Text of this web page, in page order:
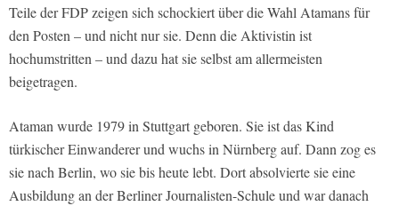
Teile der FDP zeigen sich schockiert über die Wahl Atamans für
den Posten – und nicht nur sie. Denn die Aktivistin ist
hochumstritten – und dazu hat sie selbst am allermeisten
beigetragen.
Ataman wurde 1979 in Stuttgart geboren. Sie ist das Kind
türkischer Einwanderer und wuchs in Nürnberg auf. Dann zog es
sie nach Berlin, wo sie bis heute lebt. Dort absolvierte sie eine
Ausbildung an der Berliner Journalisten-Schule und war danach